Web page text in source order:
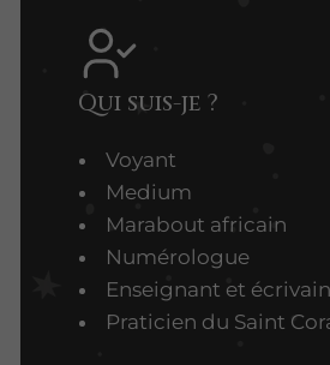
Qui suis-je ?
Voyant
Medium
Marabout africain
Numérologue
Enseignant et écrivain
Praticien du Saint